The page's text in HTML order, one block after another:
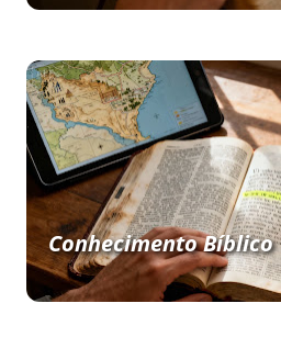
Conhecimento Bíblico